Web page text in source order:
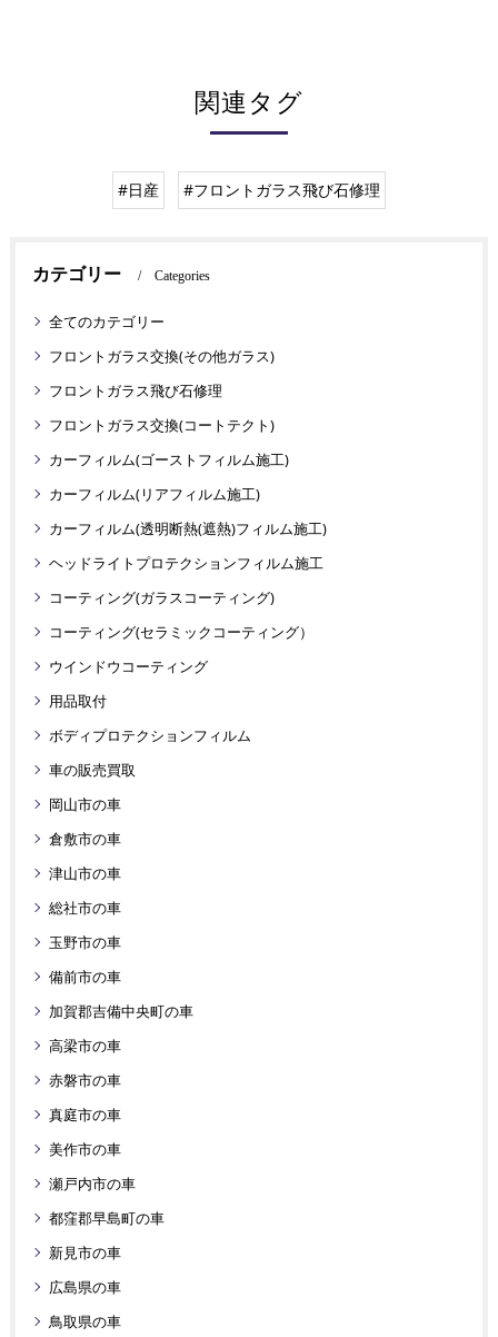
関連タグ
#日産 #フロントガラス飛び石修理
カテゴリー Categories
全てのカテゴリー
フロントガラス交換(その他ガラス)
フロントガラス飛び石修理
フロントガラス交換(コートテクト)
カーフィルム(ゴーストフィルム施工)
カーフィルム(リアフィルム施工)
カーフィルム(透明断熱(遮熱)フィルム施工)
ヘッドライトプロテクションフィルム施工
コーティング(ガラスコーティング)
コーティング(セラミックコーティング）
ウインドウコーティング
用品取付
ボディプロテクションフィルム
車の販売買取
岡山市の車
倉敷市の車
津山市の車
総社市の車
玉野市の車
備前市の車
加賀郡吉備中央町の車
高梁市の車
赤磐市の車
真庭市の車
美作市の車
瀬戸内市の車
都窪郡早島町の車
新見市の車
広島県の車
鳥取県の車